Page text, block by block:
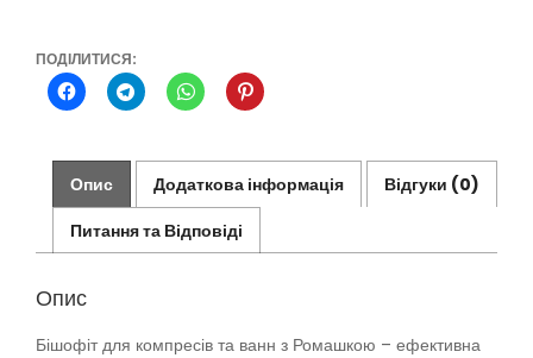
ПОДІЛИТИСЯ:
Опис Додаткова інформація
Відгуки (0)
Питання та Відповіді
Опис
Бішофіт для компресів та ванн з Ромашкою – ефективна